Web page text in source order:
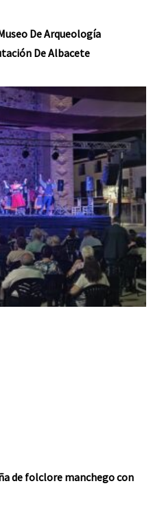
De Arqueología
De Albacete
de folclore manchego con